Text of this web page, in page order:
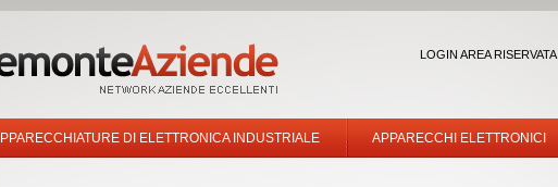
LOGIN AREA RISERVATA
DI ELETTRONICA INDUSTRIALE APPARECCHI ELETTRONICI